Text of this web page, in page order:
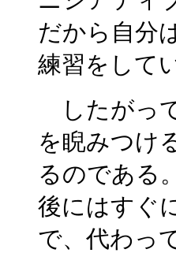
だから自分
練習をして
したがっ
を睨みつけ
るのである
後にはすぐ
で、代わっ